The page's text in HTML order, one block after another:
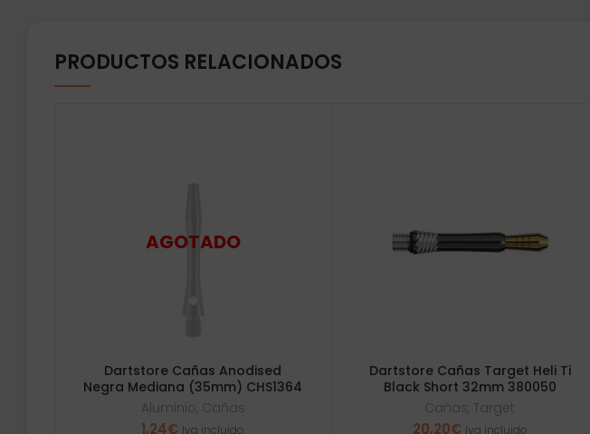
PRODUCTOS RELACIONADOS
Dartstore Cañas Anodised
Negra Mediana (35mm) CHS1364
Aluminio, Cañas
1,24€ Iva incluido
Dartstore Cañas Target Heli Ti
Black Short 32mm 380050
Cañas, Target
20,20€ Iva incluido